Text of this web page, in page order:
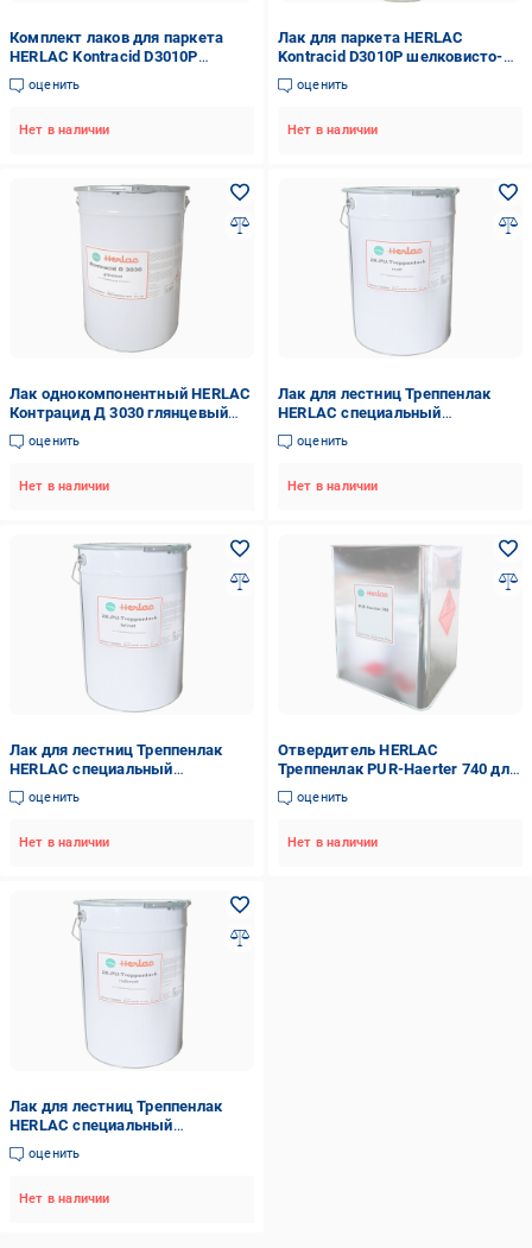
Комплект лаков для паркета
HERLAC Kontracid D3010P
шелковисто-матовый 31,5 л.
оценить
Нет в наличии
Лак для паркета HERLAC
Kontracid D3010P шелковисто-
матовый 25 л (D3010P-25)
оценить
Нет в наличии
Лак однокомпонентный HERLAC
Контрацид Д 3030 глянцевый
полиуретановый для мебели 25
л
оценить
Нет в наличии
Лак для лестниц Треппенлак
HERLAC специальный
сверхпрочный матовый 25 л
оценить
Нет в наличии
Лак для лестниц Треппенлак
HERLAC специальный
сверхпрочный глубокоматовый
25 л
оценить
Нет в наличии
Отвердитель HERLAC
Треппенлак PUR-Haerter 740 для
лака для ступеней 25 л
оценить
Нет в наличии
Лак для лестниц Треппенлак
HERLAC специальный
сверхпрочный полуматовый 25
л
оценить
Нет в наличии